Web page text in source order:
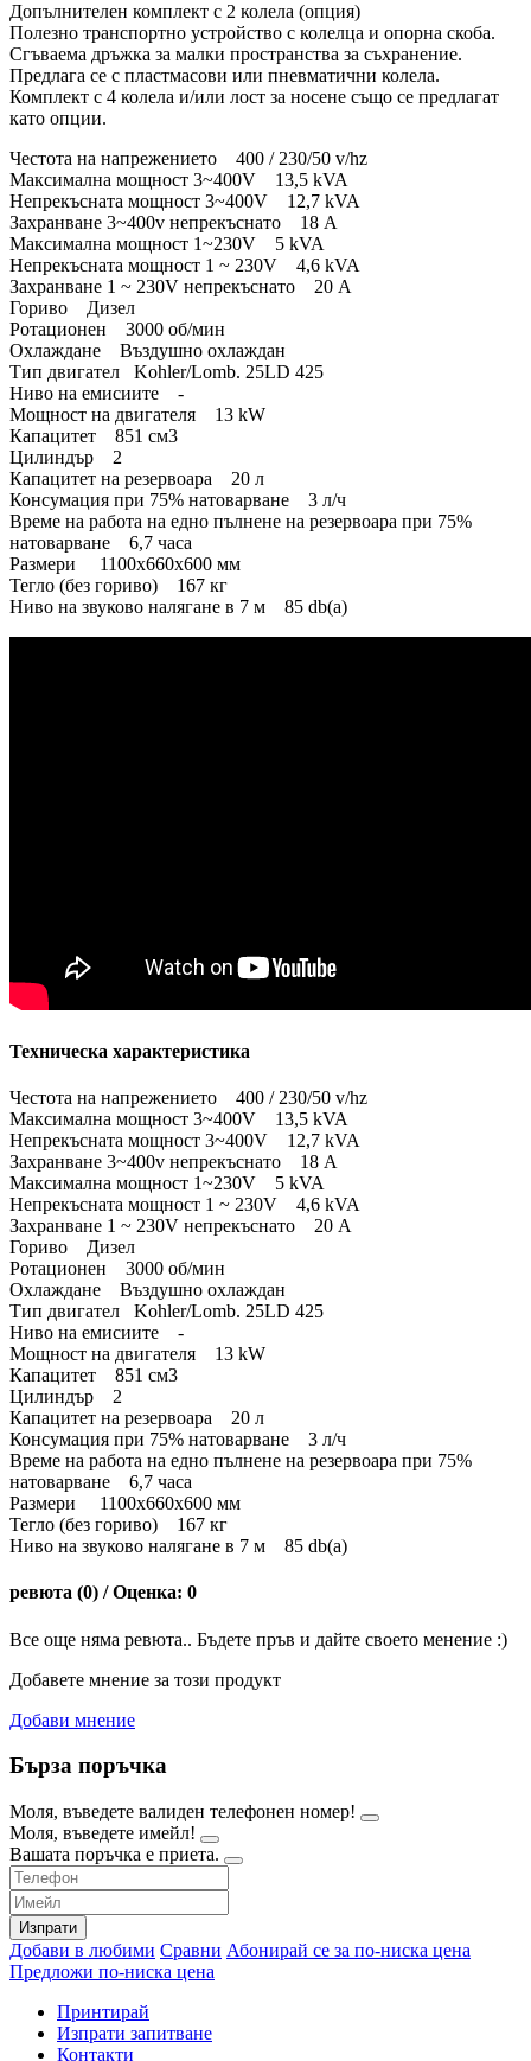
Допълнителен комплект с 2 колела (опция)
Полезно транспортно устройство с колелца и опорна скоба.
Сгъваема дръжка за малки пространства за съхранение.
Предлага се с пластмасови или пневматични колела.
Комплект с 4 колела и/или лост за носене също се предлагат
като опции.
Честота на напрежението 400 / 230/50 v/hz
Максимална мощност 3~400V 13,5 kVA
Непрекъсната мощност 3~400V 12,7 kVA
Захранване 3~400v непрекъснато 18 A
Максимална мощност 1~230V 5 kVA
Непрекъсната мощност 1 ~ 230V 4,6 kVA
Захранване 1 ~ 230V непрекъснато 20 A
Гориво Дизел
Ротационен 3000 об/мин
Охлаждане Въздушно охлаждан
Тип двигател Kohler/Lomb. 25LD 425
Ниво на емисиите -
Мощност на двигателя 13 kW
Капацитет 851 см3
Цилиндър 2
Капацитет на резервоара 20 л
Консумация при 75% натоварване 3 л/ч
Време на работа на едно пълнене на резервоара при 75%
натоварване 6,7 часа
Размери 1100x660x600 мм
Тегло (без гориво) 167 кг
Ниво на звуково налягане в 7 м 85 db(a)
Техническа характеристика
Честота на напрежението 400 / 230/50 v/hz
Максимална мощност 3~400V 13,5 kVA
Непрекъсната мощност 3~400V 12,7 kVA
Захранване 3~400v непрекъснато 18 A
Максимална мощност 1~230V 5 kVA
Непрекъсната мощност 1 ~ 230V 4,6 kVA
Захранване 1 ~ 230V непрекъснато 20 A
Гориво Дизел
Ротационен 3000 об/мин
Охлаждане Въздушно охлаждан
Тип двигател Kohler/Lomb. 25LD 425
Ниво на емисиите -
Мощност на двигателя 13 kW
Капацитет 851 см3
Цилиндър 2
Капацитет на резервоара 20 л
Консумация при 75% натоварване 3 л/ч
Време на работа на едно пълнене на резервоара при 75%
натоварване 6,7 часа
Размери 1100x660x600 мм
Тегло (без гориво) 167 кг
Ниво на звуково налягане в 7 м 85 db(a)
ревюта (0) / Оценка: 0
Все още няма ревюта.. Бъдете пръв и дайте своето менение :)
Добавете мнение за този продукт
Добави мнение
Бърза поръчка
Моля, въведете валиден телефонен номер!
Моля, въведете имейл!
Вашата поръчка е приета.
Изпрати
Добави в любими Сравни Абонирай се за по-ниска цена
Предложи по-ниска цена
Принтирай
Изпрати запитване
Контакти